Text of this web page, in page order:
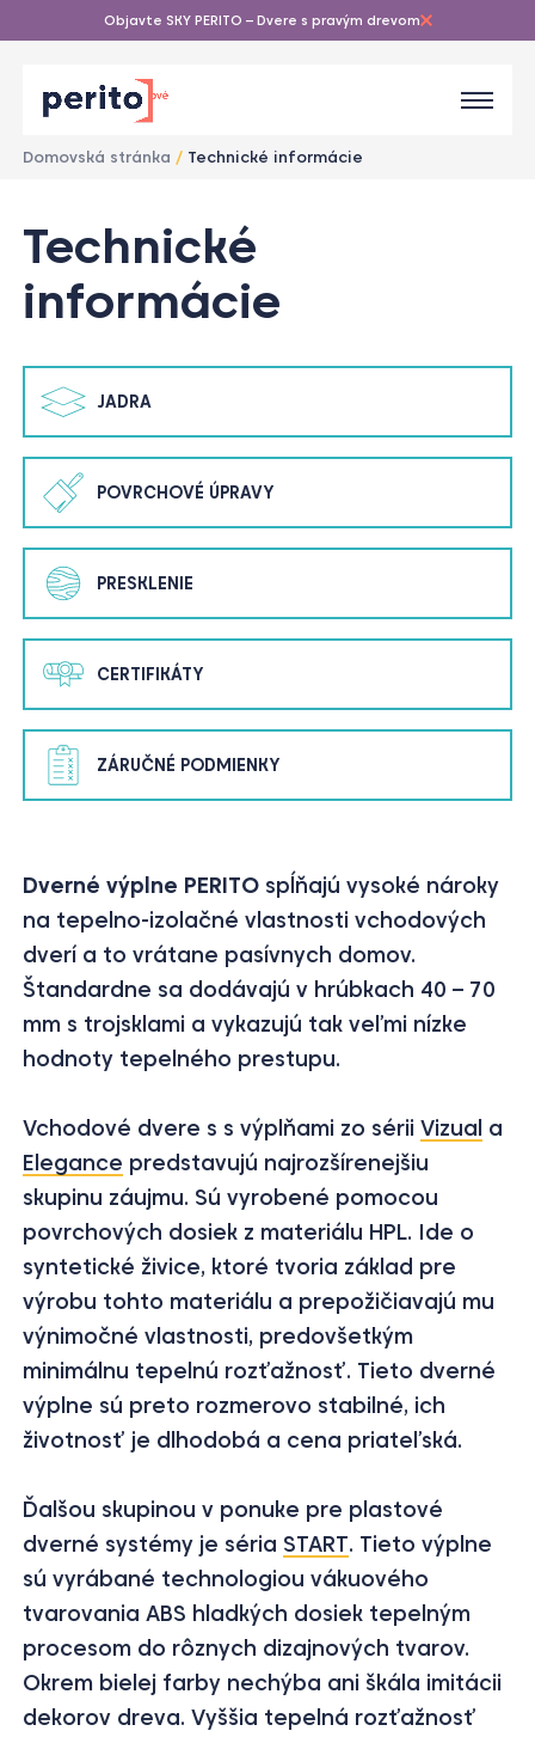
Objavte SKY PERITO – Dvere s pravým drevom
Domovská stránka / Technické informácie
Technické
informácie
JADRA
POVRCHOVÉ ÚPRAVY
PRESKLENIE
CERTIFIKÁTY
ZÁRUČNÉ PODMIENKY
Dverné výplne PERITO spĺňajú vysoké nároky
na tepelno-izolačné vlastnosti vchodových
dverí a to vrátane pasívnych domov.
Štandardne sa dodávajú v hrúbkach 40 – 70
mm s trojsklami a vykazujú tak veľmi nízke
hodnoty tepelného prestupu.
Vchodové dvere s s výplňami zo sériiVizual a
Elegance predstavujú najrozšírenejšiu
skupinu záujmu. Sú vyrobené pomocou
povrchových dosiek z materiálu HPL. Ide o
syntetické živice, ktoré tvoria základ pre
výrobu tohto materiálu a prepožičiavajú mu
výnimočné vlastnosti, predovšetkým
minimálnu tepelnú rozťažnosť. Tieto dverné
výplne sú preto rozmerovo stabilné, ich
životnosť je dlhodobá a cena priateľská.
Ďalšou skupinou v ponuke pre plastové
dverné systémy je séria START. Tieto výplne
sú vyrábané technologiou vákuového
tvarovania ABS hladkých dosiek tepelným
procesom do rôznych dizajnových tvarov.
Okrem bielej farby nechýba ani škála imitácii
dekorov dreva. Vyššia tepelná rozťažnosť
/